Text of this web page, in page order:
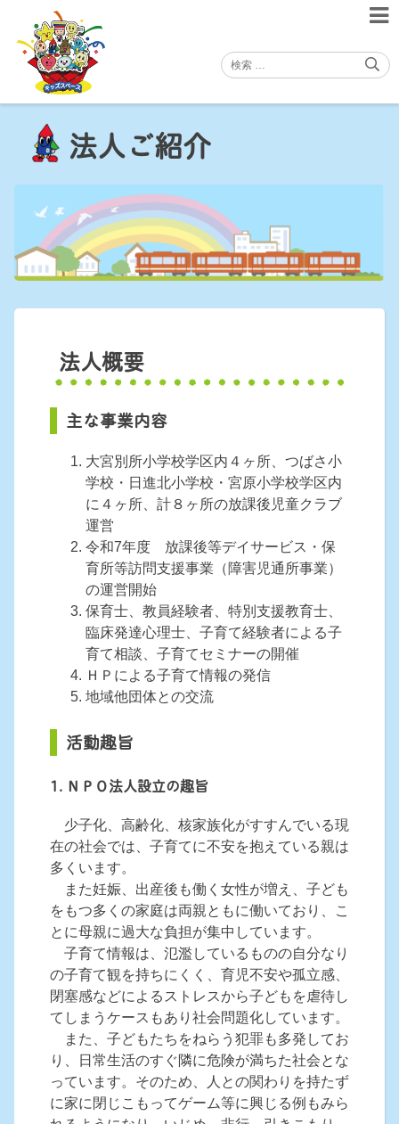
content
法人ご紹介
法人概要
主な事業内容
大宮別所小学校学区内４ヶ所、つばさ小
学校・日進北小学校・宮原小学校学区内
に４ヶ所、計８ヶ所の放課後児童クラブ
運営
令和7年度 放課後等デイサービス・保
育所等訪問支援事業（障害児通所事業）
の運営開始
保育士、教員経験者、特別支援教育士、
臨床発達心理士、子育て経験者による子
育て相談、子育てセミナーの開催
ＨＰによる子育て情報の発信
地域他団体との交流
活動趣旨
1. ＮＰＯ法人設立の趣旨
少子化、高齢化、核家族化がすすんでいる現
在の社会では、子育てに不安を抱えている親は
多くいます。
また妊娠、出産後も働く女性が増え、子ども
をもつ多くの家庭は両親ともに働いており、こ
とに母親に過大な負担が集中しています。
子育て情報は、氾濫しているものの自分なり
の子育て観を持ちにくく、育児不安や孤立感、
閉塞感などによるストレスから子どもを虐待し
てしまうケースもあり社会問題化しています。
また、子どもたちをねらう犯罪も多発してお
り、日常生活のすぐ隣に危険が満ちた社会とな
っています。そのため、人との関わりを持たず
に家に閉じこもってゲーム等に興じる例もみら